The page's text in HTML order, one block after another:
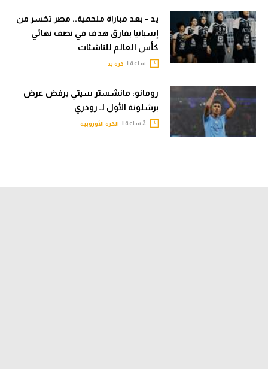
يد - بعد مباراة ملحمية.. مصر تخسر من
إسبانيا بفارق هدف في نصف نهائي
كأس العالم للناشئات
ساعة | كرة يد
رومانو: مانشستر سيتي يرفض عرض
برشلونة الأول لـ رودري
الكرة الأوروبية